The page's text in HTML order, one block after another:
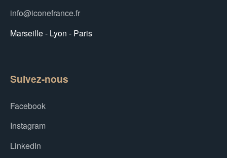
info@iconefrance.fr
Marseille - Lyon - Paris
Suivez-nous
Facebook
Instagram
LinkedIn